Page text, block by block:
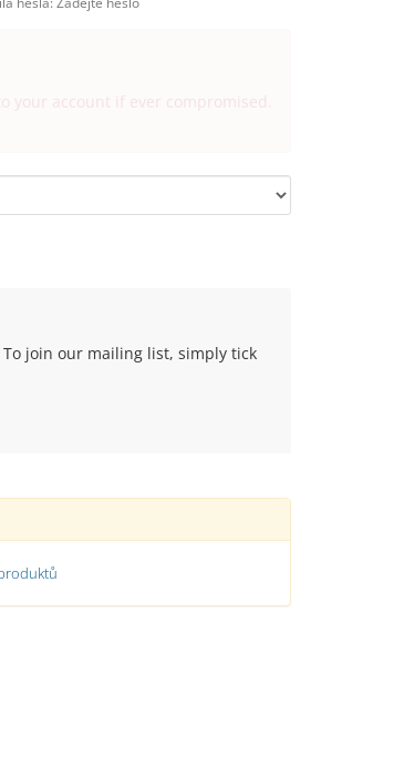
your account if ever compromised.
join our mailing list, simply tick